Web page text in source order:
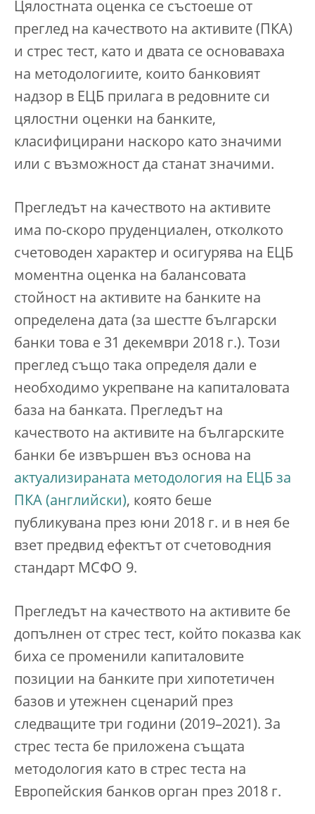
Цялостната оценка се състоеше от
преглед на качеството на активите (ПКА)
и стрес тест, като и двата се основаваха
на методологиите, които банковият
надзор в ЕЦБ прилага в редовните си
цялостни оценки на банките,
класифицирани наскоро като значими
или с възможност да станат значими.
Прегледът на качеството на активите
има по-скоро пруденциален, отколкото
счетоводен характер и осигурява на ЕЦБ
моментна оценка на балансовата
стойност на активите на банките на
определена дата (за шестте български
банки това е 31 декември 2018 г.). Този
преглед също така определя дали е
необходимо укрепване на капиталовата
база на банката. Прегледът на
качеството на активите на българските
банки бе извършен въз основа на
актуализираната методология на ЕЦБ за
ПКА
, която беше
публикувана през юни 2018 г. и в нея бе
взет предвид ефектът от счетоводния
стандарт МСФО 9.
Прегледът на качеството на активите бе
допълнен от стрес тест, който показва как
биха се променили капиталовите
позиции на банките при хипотетичен
базов и утежнен сценарий през
следващите три години (2019–2021). За
стрес теста бе приложена същата
методология като в стрес теста на
Европейския банков орган през 2018 г.